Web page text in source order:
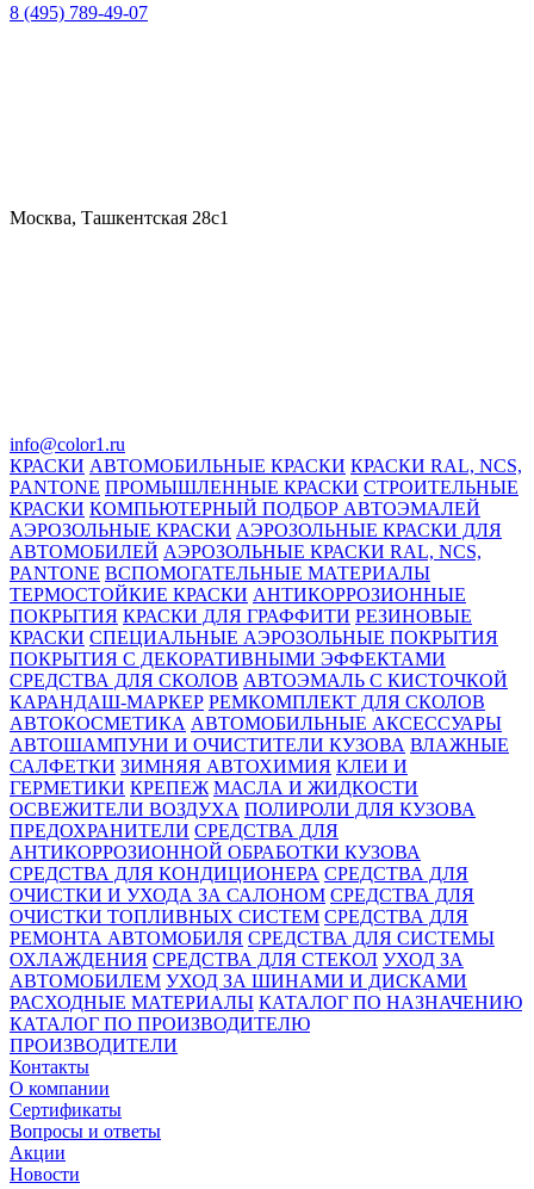
8 (495) 789-49-07
Москва, Ташкентская 28с1
info@color1.ru
КРАСКИ АВТОМОБИЛЬНЫЕ КРАСКИ КРАСКИ RAL, NCS,
PANTONE ПРОМЫШЛЕННЫЕ КРАСКИ СТРОИТЕЛЬНЫЕ
КРАСКИ КОМПЬЮТЕРНЫЙ ПОДБОР АВТОЭМАЛЕЙ
АЭРОЗОЛЬНЫЕ КРАСКИ АЭРОЗОЛЬНЫЕ КРАСКИ ДЛЯ
АВТОМОБИЛЕЙ АЭРОЗОЛЬНЫЕ КРАСКИ RAL, NCS,
PANTONE ВСПОМОГАТЕЛЬНЫЕ МАТЕРИАЛЫ
ТЕРМОСТОЙКИЕ КРАСКИ АНТИКОРРОЗИОННЫЕ
ПОКРЫТИЯ КРАСКИ ДЛЯ ГРАФФИТИ РЕЗИНОВЫЕ
КРАСКИ СПЕЦИАЛЬНЫЕ АЭРОЗОЛЬНЫЕ ПОКРЫТИЯ
ПОКРЫТИЯ С ДЕКОРАТИВНЫМИ ЭФФЕКТАМИ
СРЕДСТВА ДЛЯ СКОЛОВ АВТОЭМАЛЬ С КИСТОЧКОЙ
КАРАНДАШ-МАРКЕР РЕМКОМПЛЕКТ ДЛЯ СКОЛОВ
АВТОКОСМЕТИКА АВТОМОБИЛЬНЫЕ АКСЕССУАРЫ
АВТОШАМПУНИ И ОЧИСТИТЕЛИ КУЗОВА ВЛАЖНЫЕ
САЛФЕТКИ ЗИМНЯЯ АВТОХИМИЯ КЛЕИ И
ГЕРМЕТИКИ КРЕПЕЖ МАСЛА И ЖИДКОСТИ
ОСВЕЖИТЕЛИ ВОЗДУХА ПОЛИРОЛИ ДЛЯ КУЗОВА
ПРЕДОХРАНИТЕЛИ СРЕДСТВА ДЛЯ
АНТИКОРРОЗИОННОЙ ОБРАБОТКИ КУЗОВА
СРЕДСТВА ДЛЯ КОНДИЦИОНЕРА СРЕДСТВА ДЛЯ
ОЧИСТКИ И УХОДА ЗА САЛОНОМ СРЕДСТВА ДЛЯ
ОЧИСТКИ ТОПЛИВНЫХ СИСТЕМ СРЕДСТВА ДЛЯ
РЕМОНТА АВТОМОБИЛЯ СРЕДСТВА ДЛЯ СИСТЕМЫ
ОХЛАЖДЕНИЯ СРЕДСТВА ДЛЯ СТЕКОЛ УХОД ЗА
АВТОМОБИЛЕМ УХОД ЗА ШИНАМИ И ДИСКАМИ
РАСХОДНЫЕ МАТЕРИАЛЫ КАТАЛОГ ПО НАЗНАЧЕНИЮ
КАТАЛОГ ПО ПРОИЗВОДИТЕЛЮ
ПРОИЗВОДИТЕЛИ
Контакты
О компании
Сертификаты
Вопросы и ответы
Акции
Новости